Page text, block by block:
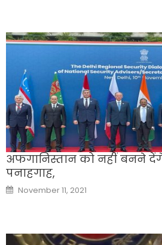
अफगानिस्तान को नहीं बनने
पनाहगाह,
Posted
on
November 11, 2021